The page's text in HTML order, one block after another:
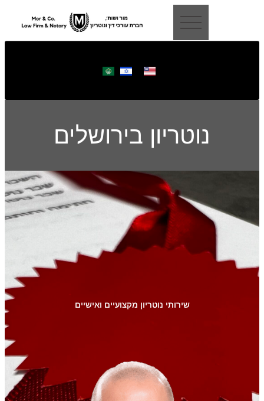
נוטריון בירושלים
שירותי נוטריון מקצועיים ואישיים